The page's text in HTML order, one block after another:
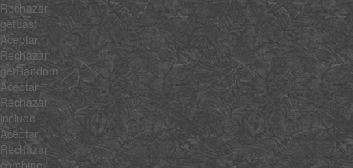
Rechazar
getLast
Aceptar
Rechazar
getRandom
Aceptar
Rechazar
include
Aceptar
Rechazar
combine